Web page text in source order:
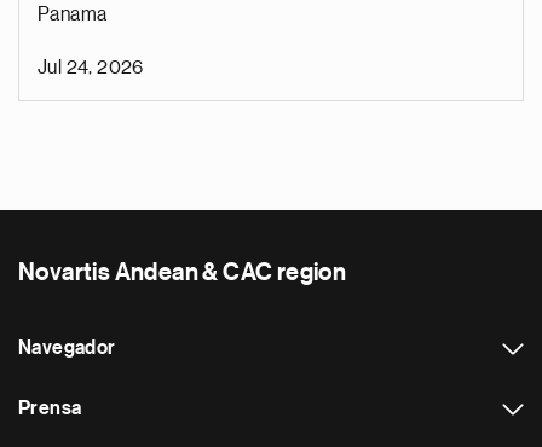
Panama
Jul 24, 2026
Novartis Andean & CAC region
Navegador
Prensa